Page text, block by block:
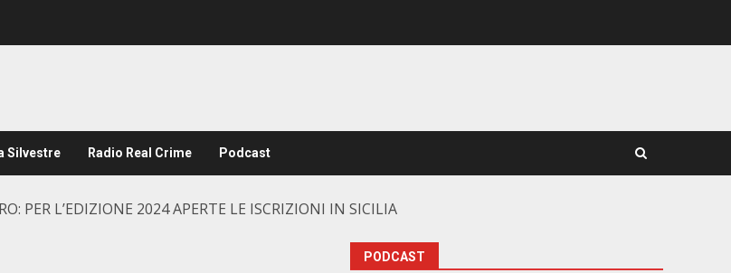
Silvestre Radio Real Crime Podcast
PER L’EDIZIONE 2024 APERTE LE ISCRIZIONI IN SICILIA
PODCAST